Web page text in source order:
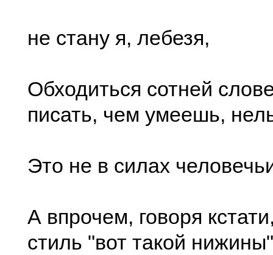
не стану я, лебезя,
Обходиться сотней
писать, чем умеешь,
Это не в силах
А впрочем, говоря
стиль "вот такой